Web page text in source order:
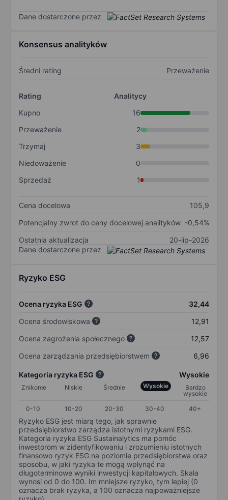
Dane dostarczone przez
Konsensus analityków
Średni rating Przeważenie
Rating
Analitycy
Kupno
16
Przeważenie
2
Trzymaj
3
Niedoważenie
0
Sprzedaż
1
Cena docelowa
105,9
Potencjalny zwrot do ceny docelowej analityków -0,54%
Ostatnia aktualizacja
20-lip-2026
Dane dostarczone przez
Ryzyko ESG
Ocena ryzyka ESG
32,44
Ocena środowiskowa
12,91
Ocena zagrożenia społecznego
12,57
Ocena zarządzania przedsiębiorstwem
6,96
Kategoria ryzyka ESG Wysokie
Znikome Niskie Średnie Wysokie
Bardzo
wysokie
0-10
10-20 20-30 30-40 40+
Ryzyko ESG jest miarą tego, jak sprawnie
przedsiębiorstwo zarządza istotnymi ryzykami ESG.
Kategoria ryzyka ESG Sustainalytics ma pomóc
inwestorom w zidentyfikowaniu i zrozumieniu istotnych
finansowo ryzyk ESG na poziomie przedsiębiorstwa oraz
sposobu, w jaki ryzyka te mogą wpłynąć na
długoterminowe wyniki inwestycji kapitałowych. Skala
wynosi od 0 do 100. Im mniejsze ryzyko, tym lepiej (0
oznacza brak ryzyka, a 100 oznacza najpoważniejsze